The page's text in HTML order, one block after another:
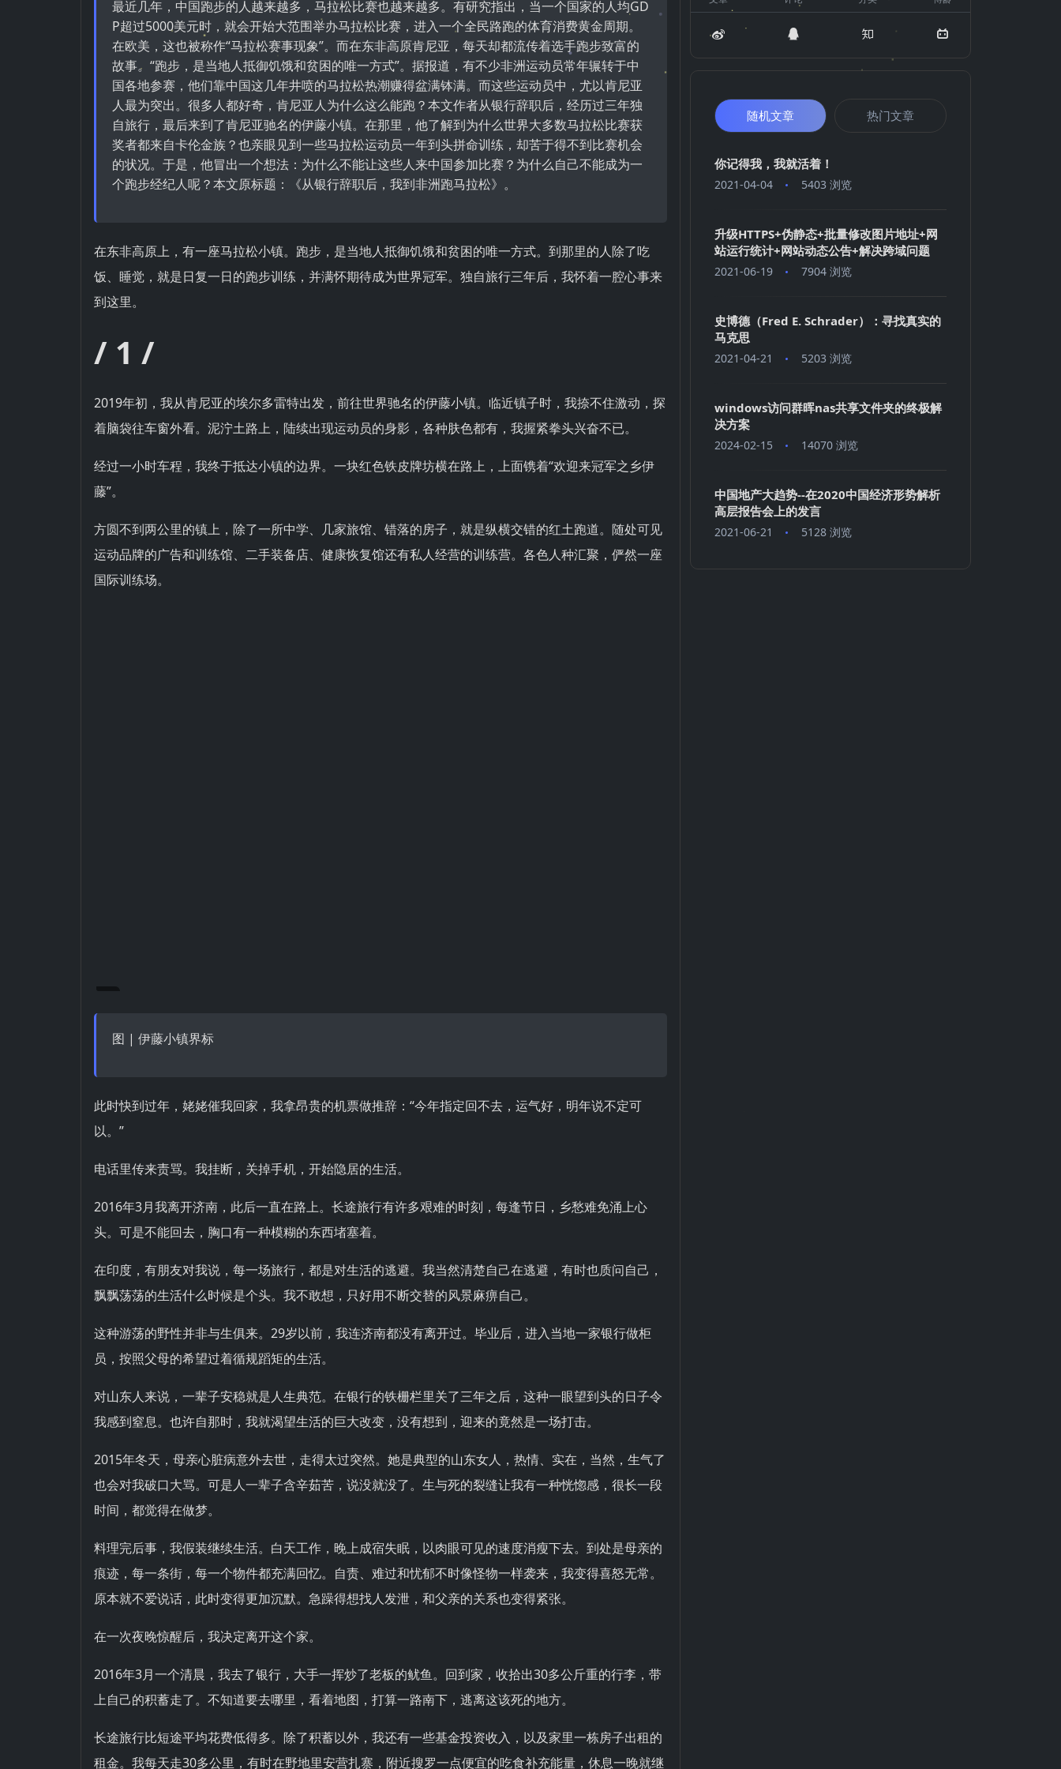
最近几年，中国跑步的人越来越多，马拉松比赛也越来越多。有研究指出，当一个国家的人均GD
P超过5000美元时，就会开始大范围举办马拉松比赛，进入一个全民路跑的体育消费黄金周期。
在欧美，这也被称作“马拉松赛事现象”。而在东非高原肯尼亚，每天却都流传着选手跑步致富的
故事。“跑步，是当地人抵御饥饿和贫困的唯一方式”。据报道，有不少非洲运动员常年辗转于中
国各地参赛，他们靠中国这几年井喷的马拉松热潮赚得盆满钵满。而这些运动员中，尤以肯尼亚
人最为突出。很多人都好奇，肯尼亚人为什么这么能跑？本文作者从银行辞职后，经历过三年独
自旅行，最后来到了肯尼亚驰名的伊藤小镇。在那里，他了解到为什么世界大多数马拉松比赛获
奖者都来自卡伦金族？也亲眼见到一些马拉松运动员一年到头拼命训练，却苦于得不到比赛机会
的状况。于是，他冒出一个想法：为什么不能让这些人来中国参加比赛？为什么自己不能成为一
个跑步经纪人呢？本文原标题：《从银行辞职后，我到非洲跑马拉松》。
在东非高原上，有一座马拉松小镇。跑步，是当地人抵御饥饿和贫困的唯一方式。到那里的人除了吃
饭、睡觉，就是日复一日的跑步训练，并满怀期待成为世界冠军。独自旅行三年后，我怀着一腔心事来
到这里。
/ 1 /
2019年初，我从肯尼亚的埃尔多雷特出发，前往世界驰名的伊藤小镇。临近镇子时，我捺不住激动，探
着脑袋往车窗外看。泥泞土路上，陆续出现运动员的身影，各种肤色都有，我握紧拳头兴奋不已。
经过一小时车程，我终于抵达小镇的边界。一块红色铁皮牌坊横在路上，上面镌着“欢迎来冠军之乡伊
藤”。
方圆不到两公里的镇上，除了一所中学、几家旅馆、错落的房子，就是纵横交错的红土跑道。随处可见
运动品牌的广告和训练馆、二手装备店、健康恢复馆还有私人经营的训练营。各色人种汇聚，俨然一座
国际训练场。
图 | 伊藤小镇界标
此时快到过年，姥姥催我回家，我拿昂贵的机票做推辞：“今年指定回不去，运气好，明年说不定可
以。”
电话里传来责骂。我挂断，关掉手机，开始隐居的生活。
2016年3月我离开济南，此后一直在路上。长途旅行有许多艰难的时刻，每逢节日，乡愁难免涌上心
头。可是不能回去，胸口有一种模糊的东西堵塞着。
在印度，有朋友对我说，每一场旅行，都是对生活的逃避。我当然清楚自己在逃避，有时也质问自己，
飘飘荡荡的生活什么时候是个头。我不敢想，只好用不断交替的风景麻痹自己。
这种游荡的野性并非与生俱来。29岁以前，我连济南都没有离开过。毕业后，进入当地一家银行做柜
员，按照父母的希望过着循规蹈矩的生活。
对山东人来说，一辈子安稳就是人生典范。在银行的铁栅栏里关了三年之后，这种一眼望到头的日子令
我感到窒息。也许自那时，我就渴望生活的巨大改变，没有想到，迎来的竟然是一场打击。
2015年冬天，母亲心脏病意外去世，走得太过突然。她是典型的山东女人，热情、实在，当然，生气了
也会对我破口大骂。可是人一辈子含辛茹苦，说没就没了。生与死的裂缝让我有一种恍惚感，很长一段
时间，都觉得在做梦。
料理完后事，我假装继续生活。白天工作，晚上成宿失眠，以肉眼可见的速度消瘦下去。到处是母亲的
痕迹，每一条街，每一个物件都充满回忆。自责、难过和忧郁不时像怪物一样袭来，我变得喜怒无常。
原本就不爱说话，此时变得更加沉默。急躁得想找人发泄，和父亲的关系也变得紧张。
在一次夜晚惊醒后，我决定离开这个家。
2016年3月一个清晨，我去了银行，大手一挥炒了老板的鱿鱼。回到家，收拾出30多公斤重的行李，带
上自己的积蓄走了。不知道要去哪里，看着地图，打算一路南下，逃离这该死的地方。
长途旅行比短途平均花费低得多。除了积蓄以外，我还有一些基金投资收入，以及家里一栋房子出租的
租金。我每天走30多公里，有时在野地里安营扎寨，附近搜罗一点便宜的吃食补充能量，休息一晚就继
随机文章 热门文章
你记得我，我就活着！
2021-04-04 5403 浏览
升级HTTPS+伪静态+批量修改图片地址+网
站运行统计+网站动态公告+解决跨域问题
2021-06-19 7904 浏览
史博德（Fred E. Schrader）：寻找真实的
马克思
2021-04-21 5203 浏览
windows访问群晖nas共享文件夹的终极解
决方案
2024-02-15 14070 浏览
中国地产大趋势--在2020中国经济形势解析
高层报告会上的发言
2021-06-21 5128 浏览